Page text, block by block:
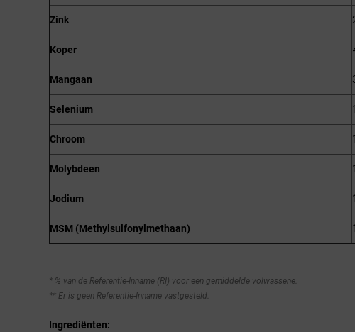
Zink
Koper
Mangaan
Selenium
Chroom
Molybdeen
Jodium
MSM (Methylsulfonylmethaan)
* % van de Referentie-Inname (RI) voor een gemiddelde volwassene.
** Er is geen Referentie-Inname vastgesteld.
Ingrediënten: